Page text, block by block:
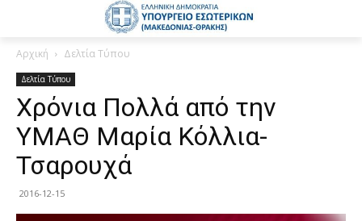
Αρχική Δελτία Τύπου
Δελτία Τύπου
Χρόνια Πολλά από την
ΥΜΑΘ Μαρία Κόλλια-
Τσαρουχά
2016-12-15